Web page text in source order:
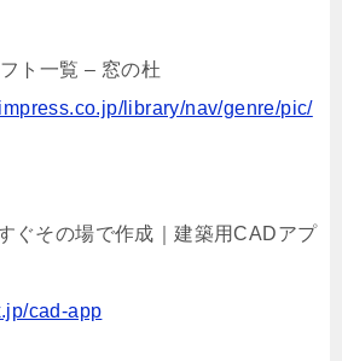
ト一覧 – 窓の杜
library/nav/genre/pic/
ぐその場で作成｜建築用CADアプ
cad-app